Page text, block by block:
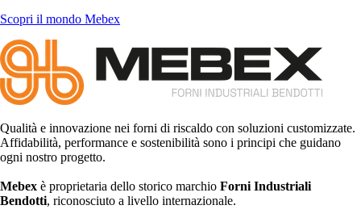
Scopri il mondo Mebex
Qualità e innovazione nei forni di riscaldo con soluzioni customizzate.
Affidabilità, performance e sostenibilità sono i principi che guidano
ogni nostro progetto.
Mebex è proprietaria dello storico marchio Forni Industriali
Bendotti, riconosciuto a livello internazionale.